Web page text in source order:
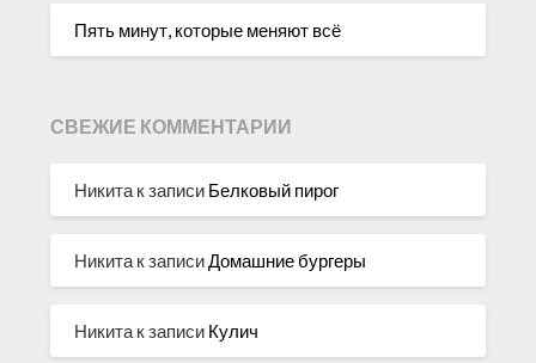
Пять минут, которые меняют всё
СВЕЖИЕ КОММЕНТАРИИ
Никита к записи Белковый пирог
Никита к записиДомашние бургеры
Никита к записи Кулич